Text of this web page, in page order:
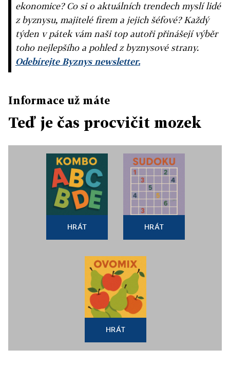
ekonomice? Co si o aktuálních trendech myslí lidé
z byznysu, majitelé firem a jejich šéfové? Každý
týden v pátek vám naši top autoři přinášejí výběr
toho nejlepšího a pohled z byznysové strany.
Odebírejte Byznys newsletter.
Informace už máte
Teď je čas procvičit mozek
HRÁT HRÁT
HRÁT